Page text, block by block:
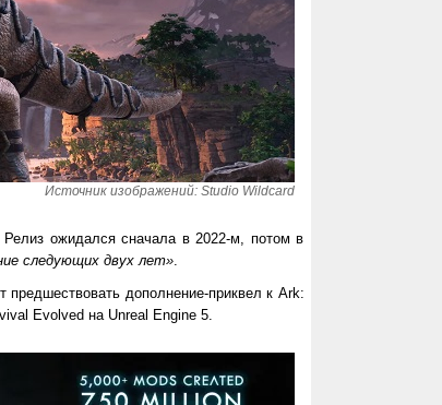
Источник изображений: Studio Wildcard
ожидался сначала в 2022-м, потом в
следующих двух лет».
дополнение-приквел к Ark:
Evolved на Unreal Engine 5.